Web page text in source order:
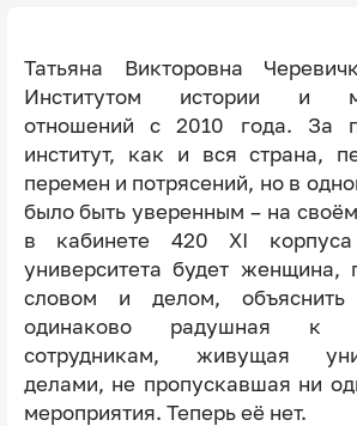
Татьяна Викторовна
Институтом истории и
отношений с 2010 года. За
институт, как и вся страна,
перемен и потрясений, но в
было быть уверенным – на
в кабинете 420 XI корпуса
университета будет женщина,
словом и делом, объяснить
одинаково радушная к
сотрудникам, живущая
делами, не пропускавшая ни
мероприятия. Теперь её нет.